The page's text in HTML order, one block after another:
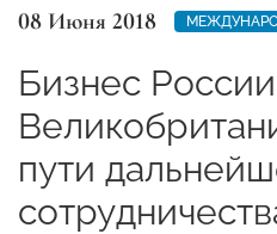
08 Июня 2018
Бизнес
пути